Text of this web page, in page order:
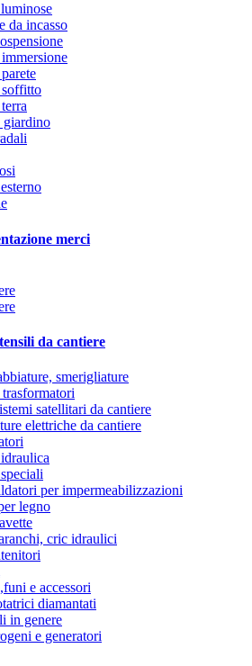
da incasso
soffitto
giardino
merci
da cantiere
smerigliature
satellitari da cantiere
elettriche da cantiere
per impermeabilizzazioni
legno
cric idraulici
e accessori
diamantati
in genere
e generatori